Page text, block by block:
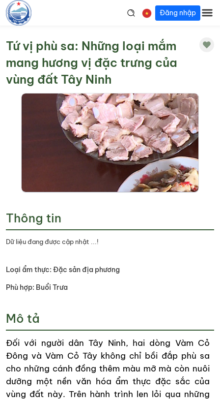
Đăng nhập
Tứ vị phù sa: Những loại mắm
mang hương vị đặc trưng của
vùng đất Tây Ninh
Thông tin
Dữ liệu đang được cập nhật ...!
Loại ẩm thực: Đặc sản địa phương
Phù hợp: Buổi Trưa
Mô tả
Đối với người dân Tây Ninh, hai dòng Vàm Cỏ
Đông và Vàm Cỏ Tây không chỉ bồi đắp phù sa
cho những cánh đồng thêm màu mỡ mà còn nuôi
dưỡng một nền văn hóa ẩm thực đặc sắc của
vùng đất này. Trên hành trình len lỏi qua những